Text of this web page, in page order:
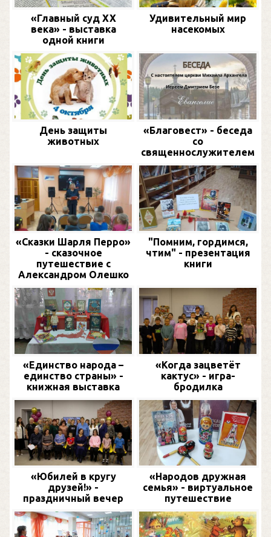
«Главный суд XX
века» - выставка
одной книги
Удивительный мир
насекомых
День защиты
животных
«Благовест» - беседа
со
священнослужителем
«Сказки Шарля Перро»
- сказочное
путешествие с
Александром Олешко
"Помним, гордимся,
чтим" - презентация
книги
«Единство народа –
единство страны» -
книжная выставка
«Когда зацветёт
кактус» - игра-
бродилка
«Юбилей в кругу
друзей!» -
праздничный вечер
«Народов дружная
семья» - виртуальное
путешествие